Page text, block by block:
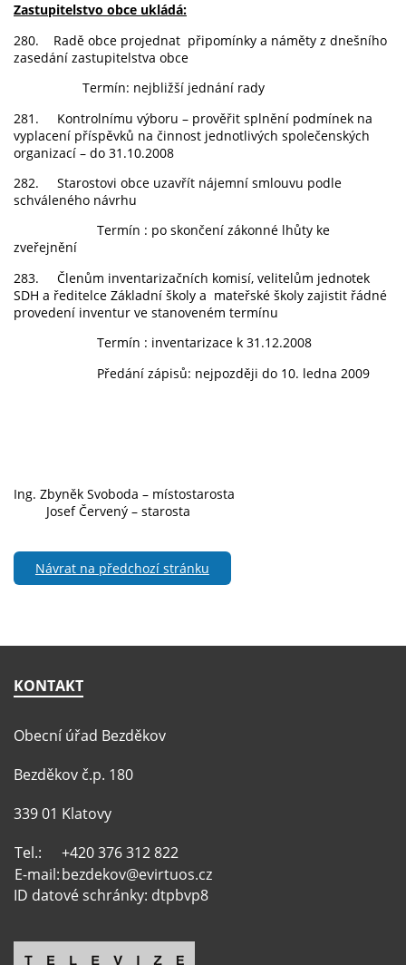
Zastupitelstvo obce ukládá:
280. Radě obce projednat připomínky a náměty z dnešního
zasedání zastupitelstva obce
Termín: nejbližší jednání rady
281. Kontrolnímu výboru – prověřit splnění podmínek na
vyplacení příspěvků na činnost jednotlivých společenských
organizací – do 31.10.2008
282. Starostovi obce uzavřít nájemní smlouvu podle
schváleného návrhu
Termín : po skončení zákonné lhůty ke
zveřejnění
283. Členům inventarizačních komisí, velitelům jednotek
SDH a ředitelce Základní školy a mateřské školy zajistit řádné
provedení inventur ve stanoveném termínu
Termín : inventarizace k 31.12.2008
Předání zápisů: nejpozději do 10. ledna 2009
Ing. Zbyněk Svoboda – místostarosta
Josef Červený – starosta
Návrat na předchozí stránku
KONTAKT
Obecní úřad Bezděkov
Bezděkov č.p. 180
339 01 Klatovy
Tel.:
+420 376 312 822
E-mail:bezdekov@evirtuos.cz
ID datové schránky: dtpbvp8